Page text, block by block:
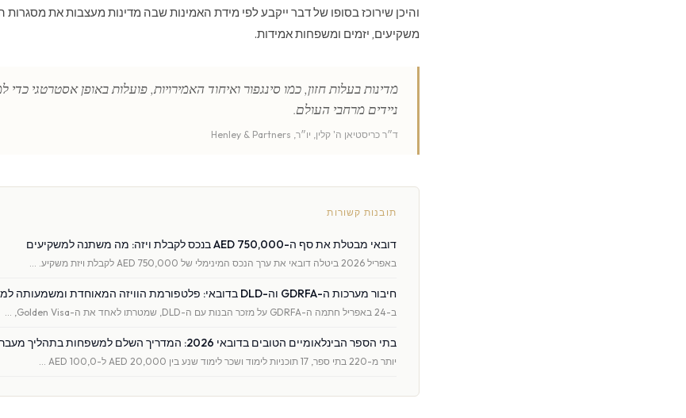
והיכן שירוכז בסופו של דבר ייקבע לפי מידת האמינות שבה מדינות מעצבות את מסגרות
משקיעים, יזמים ומשפחות אמידות.
מדינות בעלות חזון, כמו סינגפור ואיחוד האמירויות, פועלות באופן אסטרטגי
ניידים מרחבי העולם.
ד״ר כריסטיאן ה' קלין, יו״ר, Henley & Partners
תובנות קשורות
דובאי מבטלת את סף ה-AED 750,000 בנכס לקבלת ויזה: מה משתנה למשקיעים
באפריל 2026 ביטלה דובאי את ערך הנכס המינימלי של AED 750,000 לקבלת ויזת משקיע. …
חיבור מערכות ה-GDRFA וה-DLD בדובאי: פלטפורמת הוויזה המאוחדת ומשמעותה למבקשים
ב-24 באפריל חתמה ה-GDRFA על מזכר הבנות עם ה-DLD, שמטרתו לאחד את ה-Golden Visa, …
בתי הספר הבינלאומיים הטובים בדובאי 2026: המדריך השלם למשפחות בתהליך מעבר
יותר מ-220 בתי ספר, 17 תוכניות לימוד ושכר לימוד שנע בין AED 20,000 ל-AED 100,0 …